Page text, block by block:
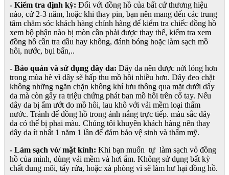
- Kiểm tra định kỳ: Đối với đồng hồ của bất cứ thương hiệu
nào, cứ 2-3 năm, hoặc khi thay pin, bạn nên mang đến các trung
tâm chăm sóc khách hàng chính hãng để kiểm tra chiếc đồng hồ
xem bộ phận nào bị mòn cần phải được thay thế, kiểm tra xem
đồng hồ cần tra dầu hay không, đánh bóng hoặc làm sạch mồ
hôi, nước, bụi bẩn,..
- Bảo quản và sử dụng dây da: Dây da nên được nới lỏng hơn
trong mùa hè vì dây sẽ hấp thu mồ hôi nhiều hơn. Dây đeo chặt
không những ngăn chặn không khí lưu thông qua mặt dưới dây
da mà còn gây ra triệu chứng phát ban mồ hôi trên cổ tay. Nếu
dây da bị ẩm ướt do mồ hôi, lau khô với vải mềm loại thấm
nước. Tránh để đồng hồ trong ánh nắng trực tiếp. màu sắc dây
da có thể bị phai màu. Chúng tôi khuyên khách hàng nên thay
dây da ít nhất 1 năm 1 lần để đảm bảo vệ sinh và thẩm mỹ.
- Làm sạch vỏ/ mặt kính: Khi bạn muốn tự làm sạch vỏ đồng
hồ của mình, dùng vải mềm và hơi ẩm. Không sử dụng bất kỳ
chất dung môi, tẩy rửa, hoặc xà phòng vì sẽ làm hư hại đồng hồ.